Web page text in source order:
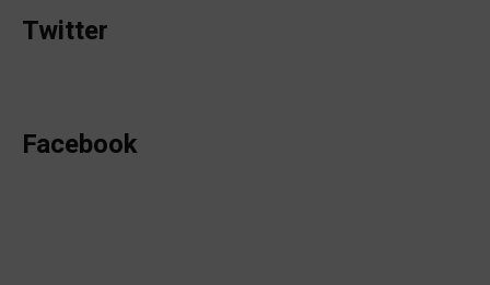
Twitter
Facebook